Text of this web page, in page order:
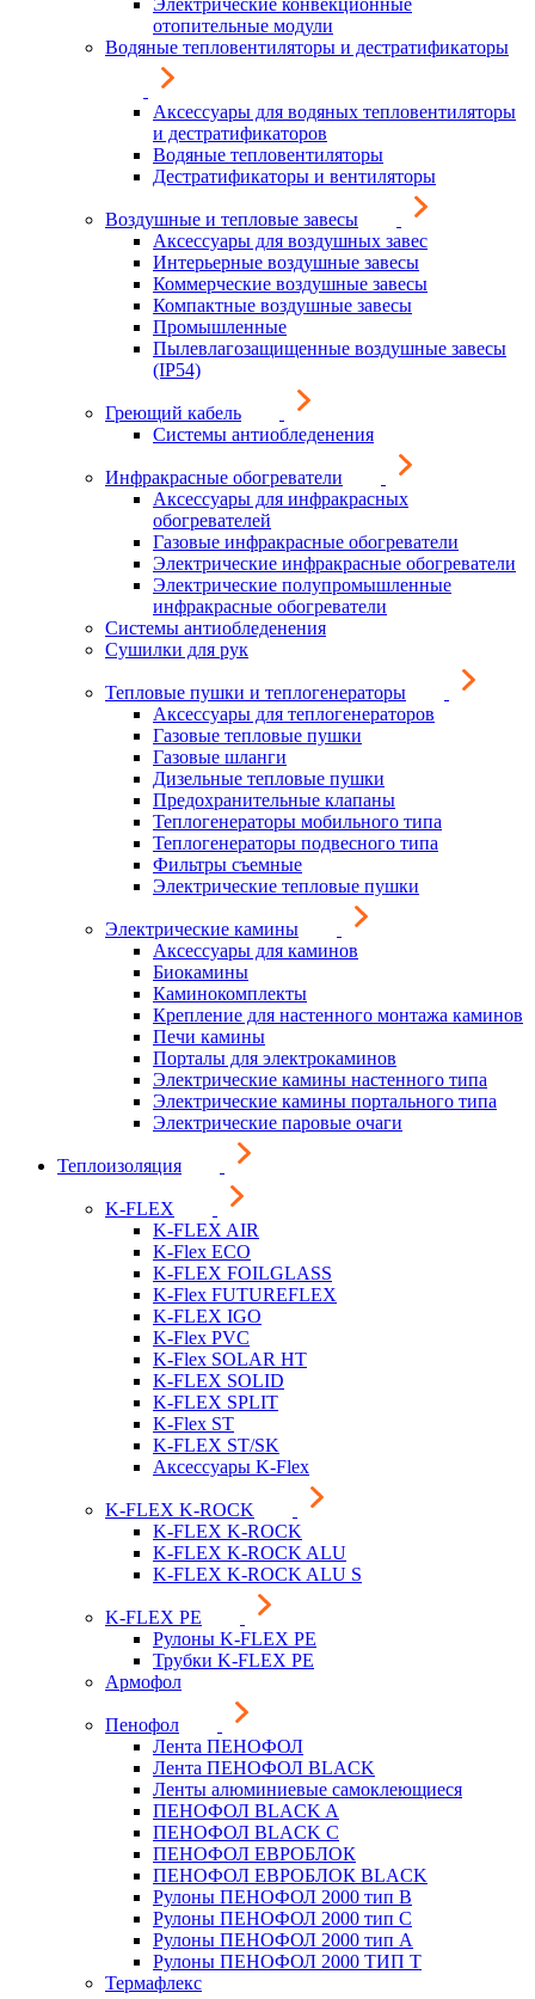
Электрические конвекционные
отопительные модули
Водяные тепловентиляторы и дестратификаторы
Аксессуары для водяных тепловентиляторы
и дестратификаторов
Водяные тепловентиляторы
Дестратификаторы и вентиляторы
Воздушные и тепловые завесы
Аксессуары для воздушных завес
Интерьерные воздушные завесы
Коммерческие воздушные завесы
Компактные воздушные завесы
Промышленные
Пылевлагозащищенные воздушные завесы
(IP54)
Греющий кабель
Системы антиобледенения
Инфракрасные обогреватели
Аксессуары для инфракрасных
обогревателей
Газовые инфракрасные обогреватели
Электрические инфракрасные обогреватели
Электрические полупромышленные
инфракрасные обогреватели
Системы антиобледенения
Сушилки для рук
Тепловые пушки и теплогенераторы
Аксессуары для теплогенераторов
Газовые тепловые пушки
Газовые шланги
Дизельные тепловые пушки
Предохранительные клапаны
Теплогенераторы мобильного типа
Теплогенераторы подвесного типа
Фильтры съемные
Электрические тепловые пушки
Электрические камины
Аксессуары для каминов
Биокамины
Каминокомплекты
Крепление для настенного монтажа каминов
Печи камины
Порталы для электрокаминов
Электрические камины настенного типа
Электрические камины портального типа
Электрические паровые очаги
Теплоизоляция
K-FLEX
K-FLEX AIR
K-Flex ECO
K-FLEX FOILGLASS
K-Flex FUTUREFLEX
K-FLEX IGO
K-Flex PVC
K-Flex SOLAR HT
K-FLEX SOLID
K-FLEX SPLIT
K-Flex ST
K-FLEX ST/SK
Аксессуары K-Flex
K-FLEX K-ROCK
K-FLEX K-ROCK
K-FLEX K-ROCK ALU
K-FLEX K-ROCK ALU S
K-FLEX PE
Рулоны K-FLEX PE
Трубки K-FLEX PE
Армофол
Пенофол
Лента ПЕНОФОЛ
Лента ПЕНОФОЛ BLACK
Ленты алюминиевые самоклеющиеся
ПЕНОФОЛ BLACK A
ПЕНОФОЛ BLACK С
ПЕНОФОЛ ЕВРОБЛОК
ПЕНОФОЛ ЕВРОБЛОК BLACK
Рулоны ПЕНОФОЛ 2000 тип B
Рулоны ПЕНОФОЛ 2000 тип C
Рулоны ПЕНОФОЛ 2000 тип А
Рулоны ПЕНОФОЛ 2000 ТИП Т
Термафлекс